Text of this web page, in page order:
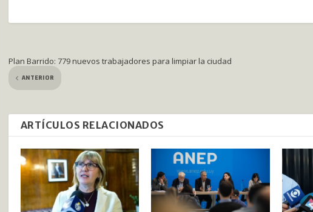
Plan Barrido: 779 nuevos trabajadores para limpiar la ciudad
ANTERIOR
ARTÍCULOS RELACIONADOS